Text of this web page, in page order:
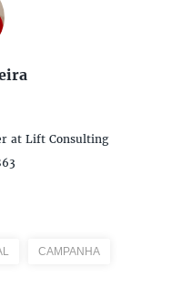
at Lift Consulting
CAMPANHA